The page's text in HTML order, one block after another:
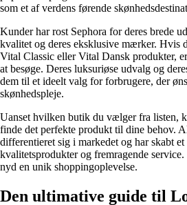
som et af verdens førende
Kunder har rost Sephora for deres brede
kvalitet og deres eksklusive mærker. Hvis
Vital Classic eller Vital Dansk produkter,
at besøge. Deres luksuriøse udvalg og
dem til et ideelt valg for forbrugere, der
skønhedspleje.
Uanset hvilken butik du vælger fra listen,
finde det perfekte produkt til dine behov.
differentieret sig i markedet og har skabt
kvalitetsprodukter og fremragende
nyd en unik shoppingoplevelse.
Den ultimative guide til